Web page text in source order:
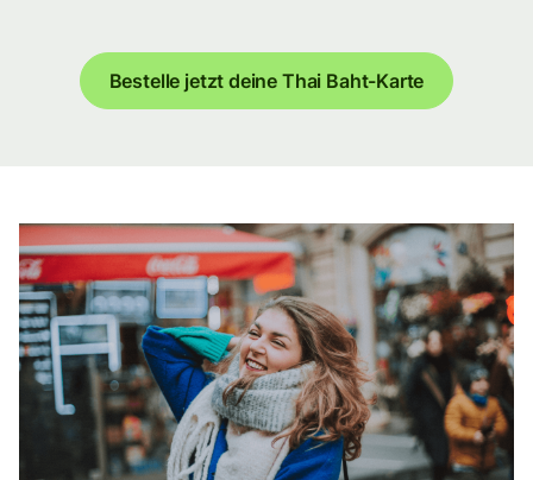
Bestelle jetzt deine Thai Baht-Karte